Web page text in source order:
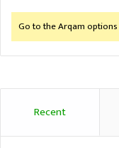
Go to the Arqam
Recent